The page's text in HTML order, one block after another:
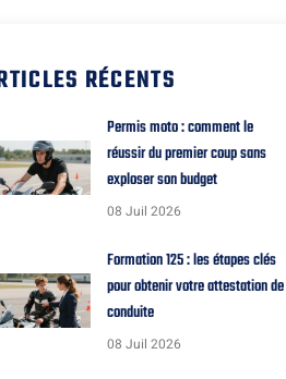
RÉCENTS
Permis moto : comment le
réussir du premier coup sans
exploser son budget
08 Juil 2026
Formation 125 : les étapes clés
pour obtenir votre attestation de
conduite
08 Juil 2026